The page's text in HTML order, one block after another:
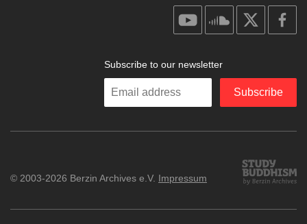
on
facebook
on
on
soundcloud
on
Subscribe to our newsletter
Enter
Subscribe
Study
Buddhism
© 2003-2026 Berzin Archives e.V. Impressum